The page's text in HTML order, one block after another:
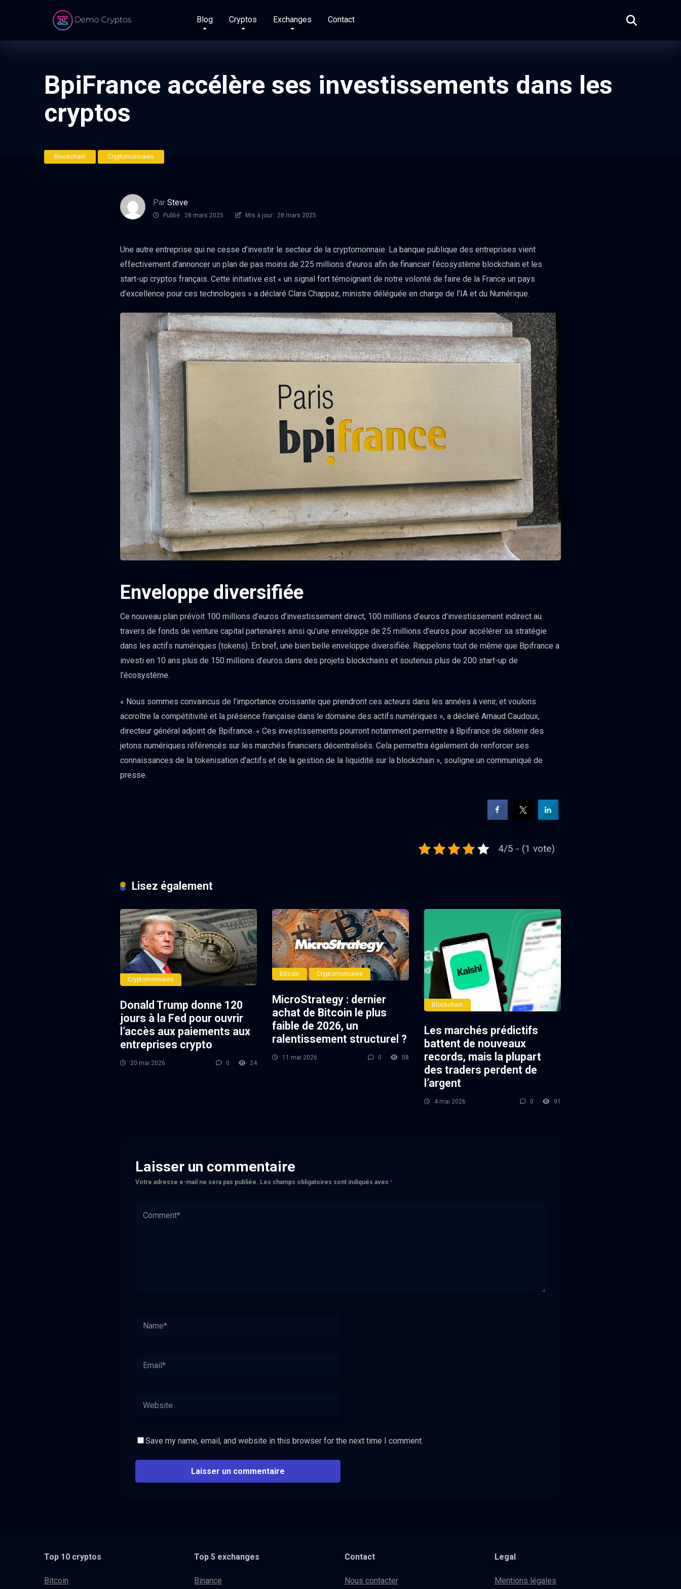
Blog Cryptos Exchanges Contact
BpiFrance accélère ses investissements dans les
cryptos
Blockchain Cryptomonnaies
Par Steve
Publié : 28 mars 2025 Mis à jour : 28 mars 2025
Une autre entreprise qui ne cesse d’investir le secteur de la cryptomonnaie. La banque publique des entreprises vient
effectivement d’annoncer un plan de pas moins de 225 millions d’euros afin de financier l’écosystème blockchain et les
start-up cryptos français. Cette initiative est « un signal fort témoignant de notre volonté de faire de la France un pays
d’excellence pour ces technologies » a déclaré Clara Chappaz, ministre déléguée en charge de l’IA et du Numérique.
Enveloppe diversifiée
Ce nouveau plan prévoit 100 millions d’euros d’investissement direct, 100 millions d’euros d’investissement indirect au
travers de fonds de venture capital partenaires ainsi qu’une enveloppe de 25 millions d’euros pour accélérer sa stratégie
dans les actifs numériques (tokens). En bref, une bien belle enveloppe diversifiée. Rappelons tout de même que Bpifrance a
investi en 10 ans plus de 150 millions d’euros dans des projets blockchains et soutenus plus de 200 start-up de
l’écosystème.
« Nous sommes convaincus de l’importance croissante que prendront ces acteurs dans les années à venir, et voulons
accroître la compétitivité et la présence française dans le domaine des actifs numériques », a déclaré Arnaud Caudoux,
directeur général adjoint de Bpifrance. « Ces investissements pourront notamment permettre à Bpifrance de détenir des
jetons numériques référencés sur les marchés financiers décentralisés. Cela permettra également de renforcer ses
connaissances de la tokenisation d’actifs et de la gestion de la liquidité sur la blockchain », souligne un communiqué de
presse.
4/5 - (1 vote)
Lisez également
Cryptomonnaies
Donald Trump donne 120
jours à la Fed pour ouvrir
l’accès aux paiements aux
entreprises crypto
20 mai 2026 0 24
Bitcoin Cryptomonnaies
MicroStrategy : dernier
achat de Bitcoin le plus
faible de 2026, un
ralentissement structurel ?
11 mai 2026 0 58
Blockchain
Les marchés prédictifs
battent de nouveaux
records, mais la plupart
des traders perdent de
l’argent
4 mai 2026 0 91
Laisser un commentaire
Votre adresse e-mail ne sera pas publiée. Les champs obligatoires sont indiqués avec *
Save my name, email, and website in this browser for the next time I comment.
Top 10 cryptos
Bitcoin
Top 5 exchanges
Binance
Contact
Nous contacter
Legal
Mentions légales